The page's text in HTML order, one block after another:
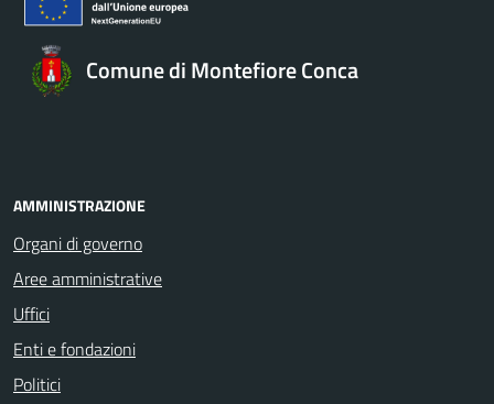
Comune di Montefiore Conca
AMMINISTRAZIONE
Organi di governo
Aree amministrative
Uffici
Enti e fondazioni
Politici